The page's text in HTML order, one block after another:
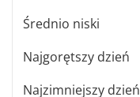
Średnio niski
Najgorętszy dzień
Najzimniejszy dzień